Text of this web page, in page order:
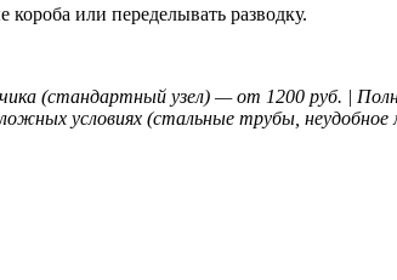
или переделывать разводку.
(стандартный узел) — от 1200 руб. |
условиях (стальные трубы,